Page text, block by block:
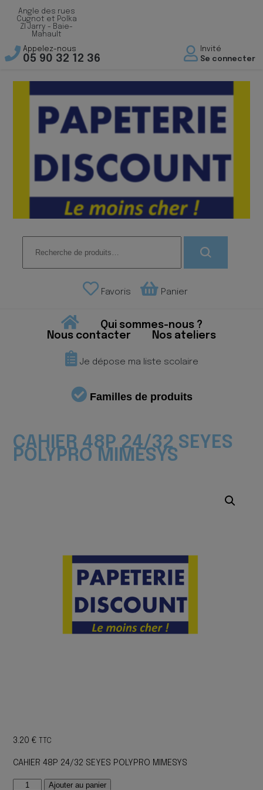
Angle des rues
Cugnot et Polka
ZI Jarry - Baie-
Mahault
Appelez-nous
05 90 32 12 36
Invité
Se connecter
pour :
Favoris Panier
Qui sommes-nous ?
Nous contacter
Nos ateliers
Je dépose ma liste scolaire
Familles de produits
CAHIER 48P 24/32 SEYES
POLYPRO MIMESYS
3.20€ TTC
CAHIER 48P 24/32 SEYES POLYPRO MIMESYS
quantité Ajouter au panier